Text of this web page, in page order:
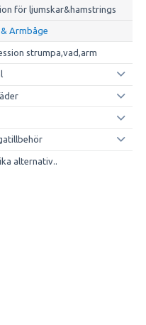
för ljumskar&hamstrings
Armbåge
strumpa,vad,arm
alternativ..